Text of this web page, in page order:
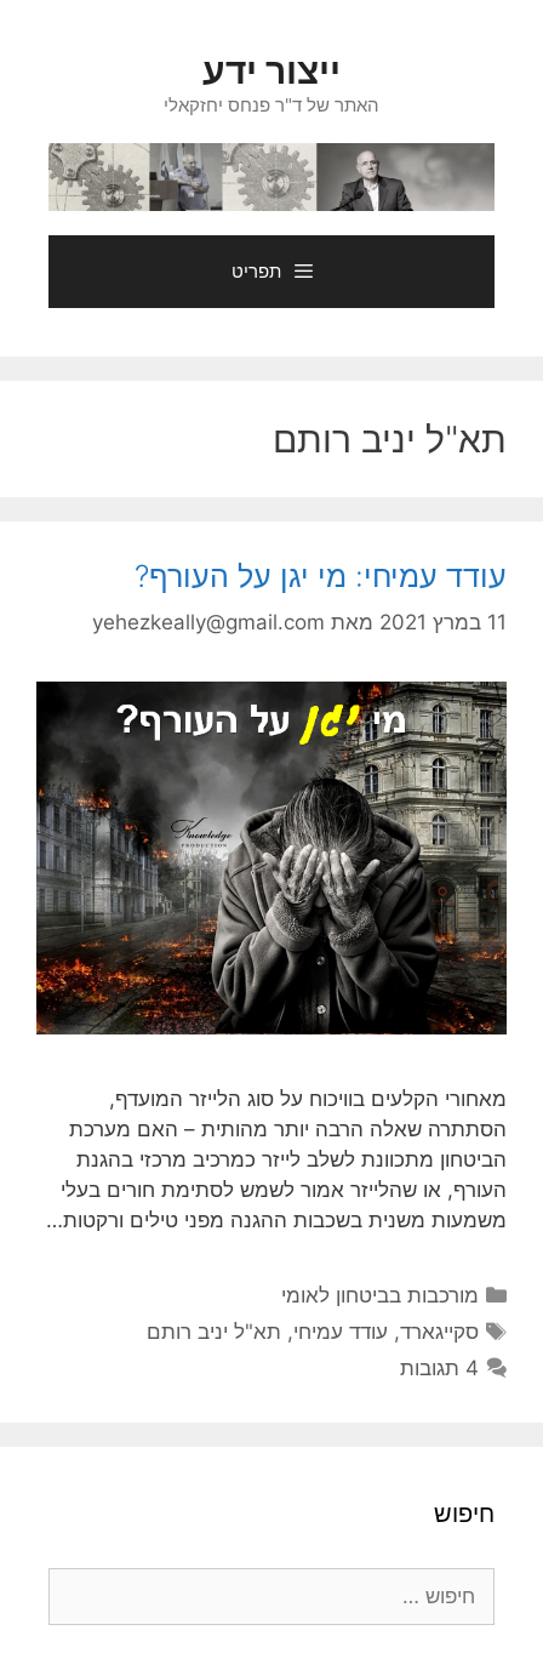
ייצור ידע
האתר של ד"ר פנחס יחזקאלי
תפריט
תא"ל יניב רותם
עודד עמיחי: מי יגן על העורף?
11 במרץ 2021 מאת yehezkeally@gmail.com
מאחורי הקלעים בוויכוח על סוג הלייזר המועדף,
הסתתרה שאלה הרבה יותר מהותית – האם מערכת
הביטחון מתכוונת לשלב לייזר כמרכיב מרכזי בהגנת
העורף, או שהלייזר אמור לשמש לסתימת חורים בעלי
משמעות משנית בשכבות ההגנה מפני טילים ורקטות…
קטגוריות
מורכבות בביטחון לאומי
תגיות
סקייגארד, עודד עמיחי, תא"ל יניב רותם
4 תגובות
חיפוש